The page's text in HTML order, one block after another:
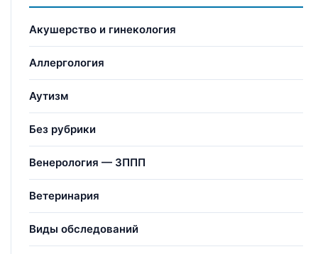
Акушерство и гинекология
Аллергология
Аутизм
Без рубрики
Венерология — ЗППП
Ветеринария
Виды обследований